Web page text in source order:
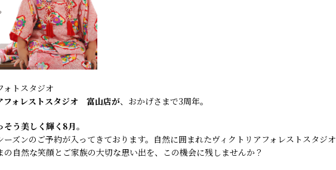
ォトスタジオ
フォレストスタジオ 富山店が、おかげさまで3周年。
そう美しく輝く8月。
ーズンのご予約が入ってきております。自然に囲まれたヴィクトリアフォレストスタジオ
の自然な笑顔とご家族の大切な思い出を、この機会に残しませんか？